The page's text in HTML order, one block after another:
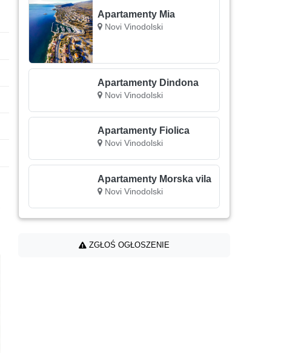
Apartamenty Mia
Novi Vinodolski
Apartamenty Dindona
Novi Vinodolski
Apartamenty Morska vila